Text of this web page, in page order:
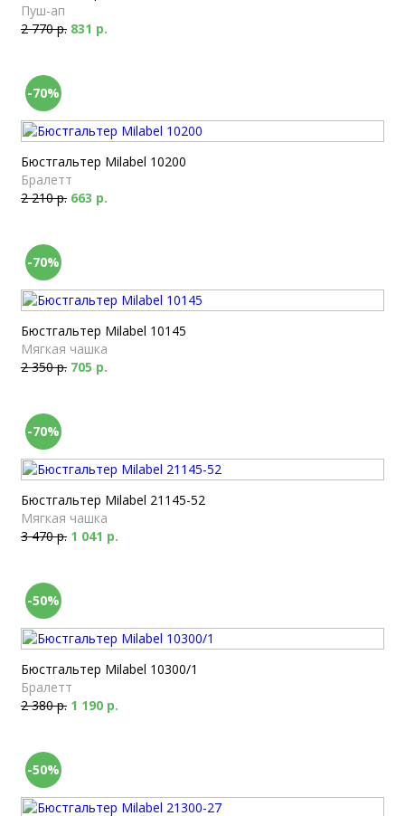
Пуш-ап
2 770 р. 831 р.
-70%
Бюстгальтер Milabel 10200
Бралетт
2 210 р. 663 р.
-70%
Бюстгальтер Milabel 10145
Мягкая чашка
2 350 р. 705 р.
-70%
Бюстгальтер Milabel 21145-52
Мягкая чашка
3 470 р. 1 041 р.
-50%
Бюстгальтер Milabel 10300/1
Бралетт
2 380 р. 1 190 р.
-50%